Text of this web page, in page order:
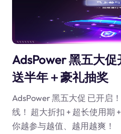
AdsPower 黑五大
送半年＋豪礼抽奖
AdsPower 黑五大促 已开启
线！ 超大折扣 + 超长使用期
你越参与越值、越用越爽！